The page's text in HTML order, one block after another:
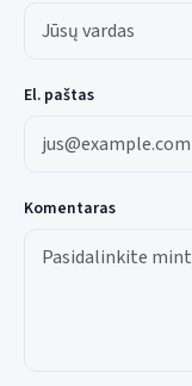
El. paštas
Komentaras